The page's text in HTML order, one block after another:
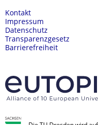
Kontakt
Impressum
Datenschutz
Transparenzgesetz
Barrierefreiheit